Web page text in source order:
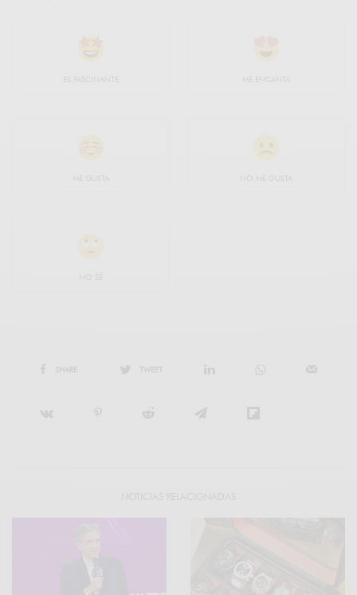
ES FASCINANTE ME ENCANTA
ME GUSTA NO ME GUSTA
NO SÉ